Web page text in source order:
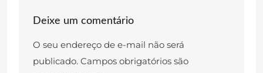
Deixe um comentário
O seu endereço de e-mail não será
publicado. Campos obrigatórios são